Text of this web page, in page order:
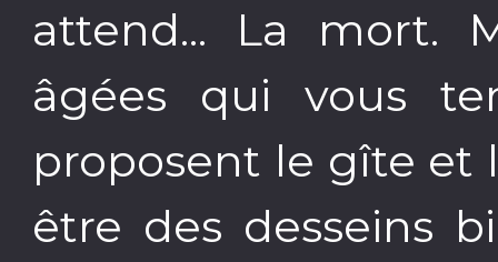
attend... La mort.
âgées qui vous
proposent le gîte et
être des desseins